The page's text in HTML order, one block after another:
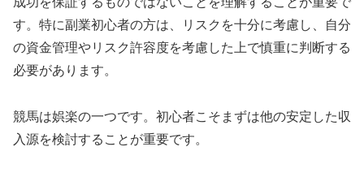
す。特に副業初心者の方は、リスクを十分に考慮し、自分
の資金管理やリスク許容度を考慮した上で慎重に判断する
必要があります。
競馬は娯楽の一つです。初心者こそまずは他の安定した収
入源を検討することが重要です。